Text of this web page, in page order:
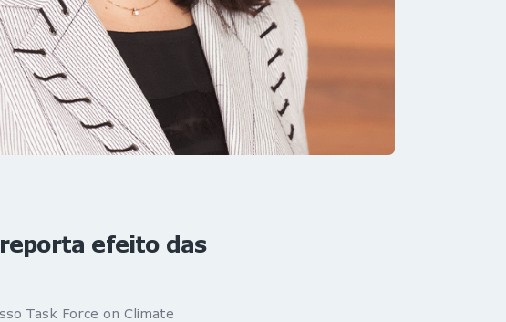
efeito das
Task Force on Climate